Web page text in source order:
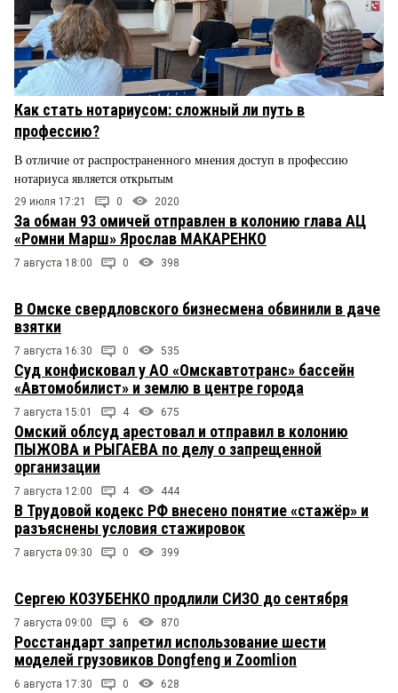
Как стать нотариусом: сложный ли путь в
профессию?
В отличие от распространенного мнения доступ в профессию
нотариуса является открытым
29 июля 17:21 0 2020
За обман 93 омичей отправлен в колонию глава АЦ
«Ромни Марш» Ярослав МАКАРЕНКО
7 августа 18:00 0 398
В Омске свердловского бизнесмена обвинили в даче
взятки
7 августа 16:30 0 535
Суд конфисковал у АО «Омскавтотранс» бассейн
«Автомобилист» и землю в центре города
7 августа 15:01 4 675
Омский облсуд арестовал и отправил в колонию
ПЫЖОВА и РЫГАЕВА по делу о запрещенной
организации
7 августа 12:00 4 444
В Трудовой кодекс РФ внесено понятие «стажёр» и
разъяснены условия стажировок
7 августа 09:30 0 399
Сергею КОЗУБЕНКО продлили СИЗО до сентября
7 августа 09:00 6 870
Росстандарт запретил использование шести
моделей грузовиков Dongfeng и Zoomlion
6 августа 17:30 0 628